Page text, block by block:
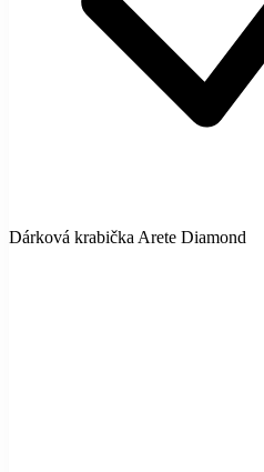
Dárková krabička Arete Diamond